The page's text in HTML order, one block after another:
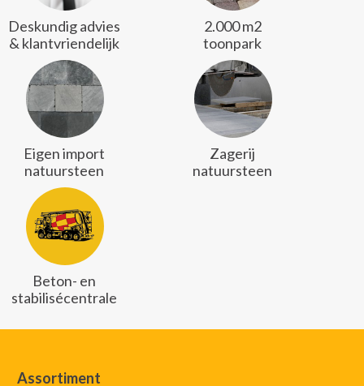
Deskundig advies
& klantvriendelijk
2.000 m2
toonpark
Eigen import
natuursteen
Zagerij
natuursteen
Beton- en
stabilisécentrale
Assortiment